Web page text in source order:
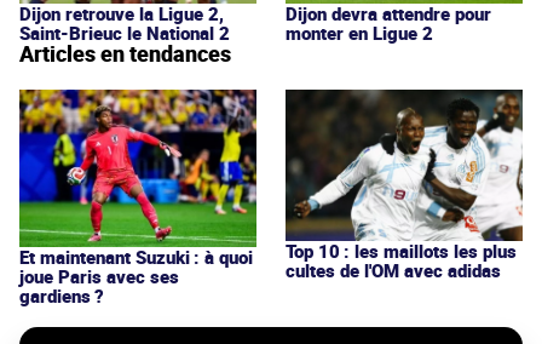
Dijon retrouve la Ligue 2,
Saint-Brieuc le National 2
Dijon devra attendre pour
monter en Ligue 2
Articles en tendances
Et maintenant Suzuki : à quoi
joue Paris avec ses
gardiens ?
Top 10 : les maillots les plus
cultes de l'OM avec adidas